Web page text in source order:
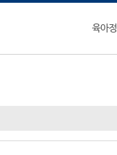
육아